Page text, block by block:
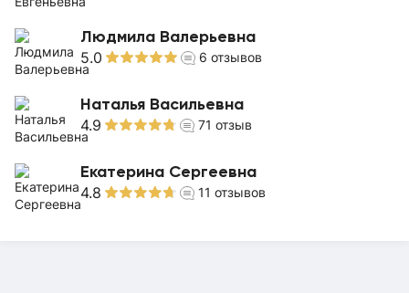
Людмила Валерьевна
5.0 6 отзывов
Наталья Васильевна
4.9 71 отзыв
Екатерина Сергеевна
4.8 11 отзывов